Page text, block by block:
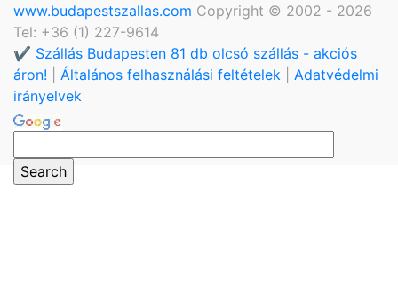
www.budapestszallas.com Copyright © 2002 - 2026
Tel: +36 (1) 227-9614
✔️ Szállás Budapesten 81 db olcsó szállás - akciós
áron!
Általános felhasználási feltételek
Adatvédelmi
irányelvek